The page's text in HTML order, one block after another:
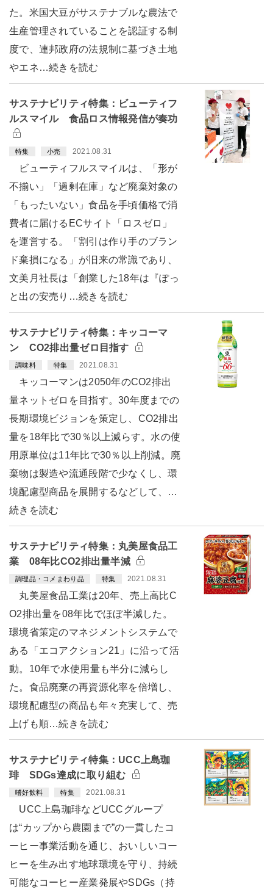
た。米国大豆がサステナブルな農法で
生産管理されていることを認証する制
度で、連邦政府の法規制に基づき土地
やエネ…続きを読む
サステナビリティ特集：ビューティフ
ルスマイル 食品ロス情報発信が奏功
特集 小売 2021.08.31
ビューティフルスマイルは、「形が
不揃い」「過剰在庫」など廃棄対象の
「もったいない」食品を手頃価格で消
費者に届けるECサイト「ロスゼロ」
を運営する。「割引は作り手のブラン
ド棄損になる」が旧来の常識であり、
文美月社長は「創業した18年は『ぽっ
と出の安売り…続きを読む
サステナビリティ特集：キッコーマ
ン CO2排出量ゼロ目指す
調味料 特集 2021.08.31
キッコーマンは2050年のCO2排出
量ネットゼロを目指す。30年度までの
長期環境ビジョンを策定し、CO2排出
量を18年比で30％以上減らす。水の使
用原単位は11年比で30％以上削減。廃
棄物は製造や流通段階で少なくし、環
境配慮型商品を展開するなどして、…
続きを読む
サステナビリティ特集：丸美屋食品工
業 08年比CO2排出量半減
調理品・コメまわり品 特集 2021.08.31
丸美屋食品工業は20年、売上高比C
O2排出量を08年比でほぼ半減した。
環境省策定のマネジメントシステムで
ある「エコアクション21」に沿って活
動。10年で水使用量も半分に減らし
た。食品廃棄の再資源化率を倍増し、
環境配慮型の商品も年々充実して、売
上げも順…続きを読む
サステナビリティ特集：UCC上島珈
琲 SDGs達成に取り組む
嗜好飲料 特集 2021.08.31
UCC上島珈琲などUCCグループ
は“カップから農園まで”の一貫したコ
ーヒー事業活動を通じ、おいしいコー
ヒーを生み出す地球環境を守り、持続
可能なコーヒー産業発展やSDGs（持